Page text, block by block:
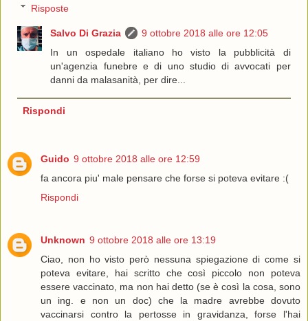
Risposte
Salvo Di Grazia
9 ottobre 2018 alle ore 12:05
In un ospedale italiano ho visto la pubblicità di
un'agenzia funebre e di uno studio di avvocati per
danni da malasanità, per dire...
Rispondi
Guido 9 ottobre 2018 alle ore 12:59
fa ancora piu' male pensare che forse si poteva evitare :(
Rispondi
Unknown 9 ottobre 2018 alle ore 13:19
Ciao, non ho visto però nessuna spiegazione di come si
poteva evitare, hai scritto che così piccolo non poteva
essere vaccinato, ma non hai detto (se è così la cosa, sono
un ing. e non un doc) che la madre avrebbe dovuto
vaccinarsi contro la pertosse in gravidanza, forse l'hai